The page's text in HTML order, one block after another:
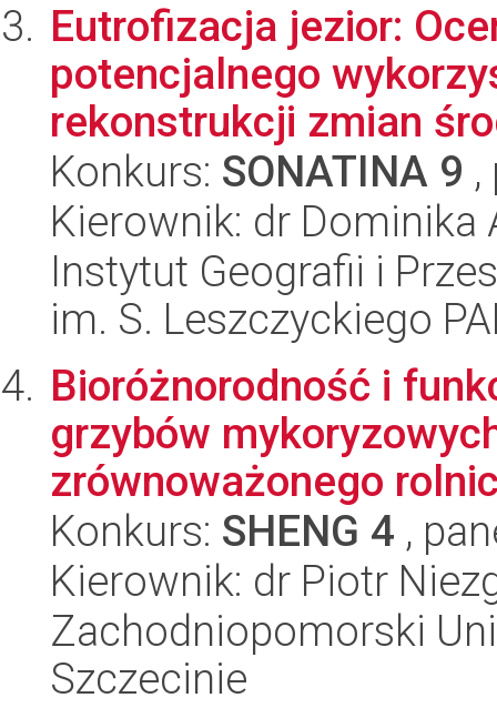
Eutrofizacja jezior:
potencjalnego
rekonstrukcji zmian
Konkurs: SONATINA 9
Kierownik: dr Dominika
Instytut Geografii i
im. S. Leszczyckiego
Bioróżnorodność i
grzybów
zrównoważonego
Konkurs: SHENG 4 ,
Kierownik: dr Piotr
Zachodniopomorski
Szczecinie